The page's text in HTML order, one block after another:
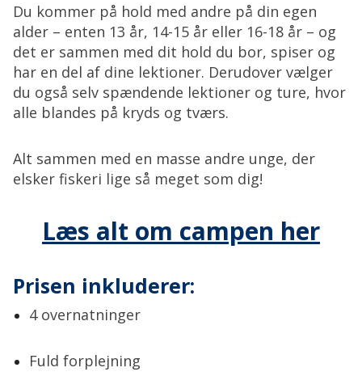
Du kommer på hold med andre på din egen
alder – enten 13 år, 14-15 år eller 16-18 år – og
det er sammen med dit hold du bor, spiser og
har en del af dine lektioner. Derudover vælger
du også selv spændende lektioner og ture, hvor
alle blandes på kryds og tværs.
Alt sammen med en masse andre unge, der
elsker fiskeri lige så meget som dig!
Læs alt om campen her
Prisen inkluderer:
4 overnatninger
Fuld forplejning